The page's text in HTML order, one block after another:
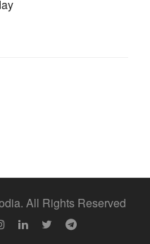
All Rights Reserved